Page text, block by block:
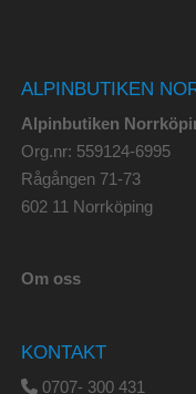
ALPINBUTIKEN
Alpinbutiken
Org.nr: 559124-6995
Rågången 71-73
602 11 Norrköping
Om oss
KONTAKT
0707- 300 431